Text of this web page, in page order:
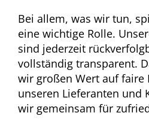
Bei allem, was wir tun,
eine wichtige Rolle.
sind jederzeit
vollständig transparent.
wir großen Wert auf faire
unseren Lieferanten und
wir gemeinsam für